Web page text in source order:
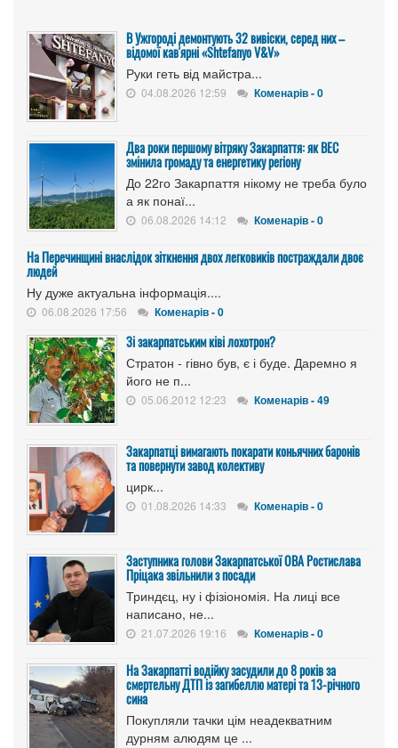
В Ужгороді демонтують 32 вивіски, серед них –
відомої кав'ярні «Shtefanyo V&V»
Руки геть від майстра...
04.08.2026 12:59 Коменарів - 0
Два роки першому вітряку Закарпаття: як ВЕС
змінила громаду та енергетику регіону
До 22го Закарпаття нікому не треба було
а як понаї...
06.08.2026 14:12 Коменарів - 0
На Перечинщині внаслідок зіткнення двох легковиків постраждали двоє
людей
Ну дуже актуальна інформація....
06.08.2026 17:56 Коменарів - 0
Зі закарпатським ківі лохотрон?
Стратон - гівно був, є і буде. Даремно я
його не п...
05.06.2012 12:23 Коменарів - 49
Закарпатці вимагають покарати коньячних баронів
та повернути завод колективу
цирк...
01.08.2026 14:33 Коменарів - 0
Заступника голови Закарпатської ОВА Ростислава
Пріцака звільнили з посади
Триндєц, ну і фізіономія. На лиці все
написано, не...
21.07.2026 19:16 Коменарів - 0
На Закарпатті водійку засудили до 8 років за
смертельну ДТП із загибеллю матері та 13-річного
сина
Покупляли тачки цім неадекватним
дурням алюдям це ...